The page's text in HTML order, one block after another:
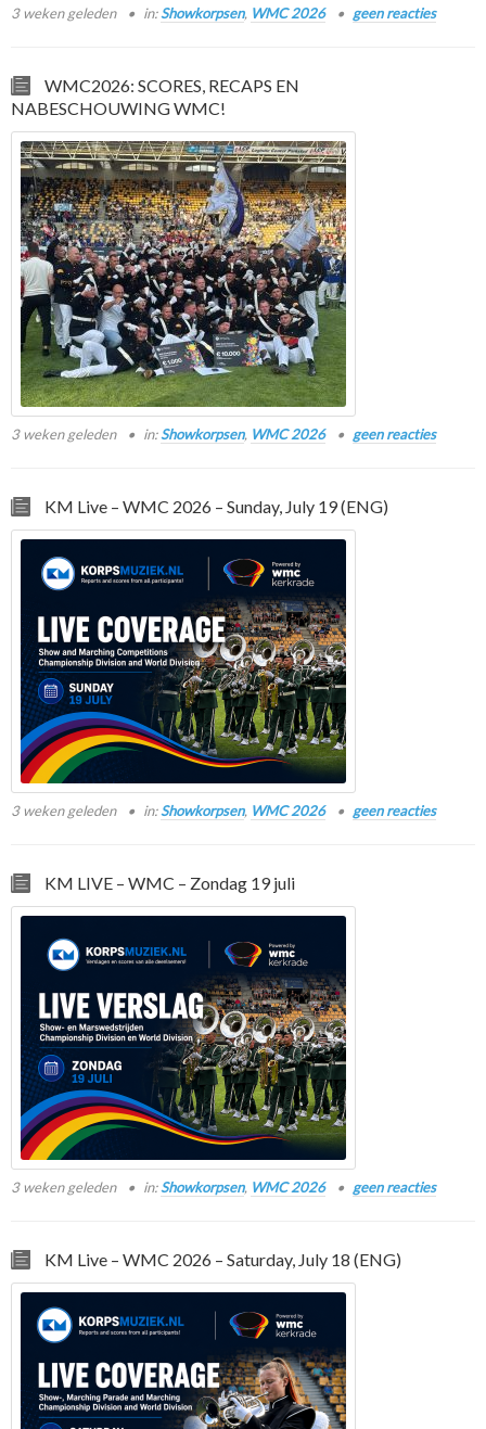
3 weken geleden in:Showkorpsen, WMC 2026 geen reacties
WMC2026: SCORES, RECAPS EN
NABESCHOUWING WMC!
3 weken geleden in:Showkorpsen, WMC 2026 geen reacties
KM Live – WMC 2026 – Sunday, July 19 (ENG)
3 weken geleden in:Showkorpsen, WMC 2026 geen reacties
KM LIVE – WMC – Zondag 19 juli
3 weken geleden in:Showkorpsen, WMC 2026 geen reacties
KM Live – WMC 2026 – Saturday, July 18 (ENG)